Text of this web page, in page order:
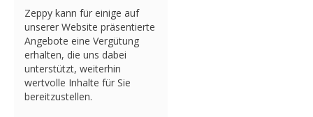
Zeppy kann für einige auf
unserer Website präsentierte
Angebote eine Vergütung
erhalten, die uns dabei
unterstützt, weiterhin
wertvolle Inhalte für Sie
bereitzustellen.